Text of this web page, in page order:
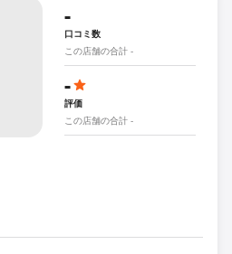
-
口コミ数
この店舗の合計 -
-
評価
この店舗の合計 -